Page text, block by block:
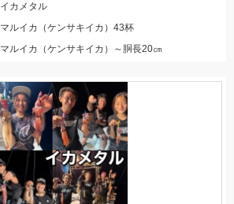
イカメタル
マルイカ（ケンサキイカ）43杯
マルイカ（ケンサキイカ）～胴長20㎝